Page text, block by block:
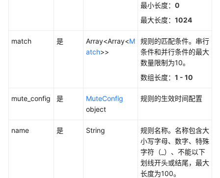
隆
户
最小长度： 0
最大长度： 1024
match 是 Array<Array<M
atch>>
规则的匹配条件。串行
条件和并行条件的最大
数量限制为10。
数组长度： 1 - 10
mute_config 是
MuteConfig
object
规则的生效时间配置
name 是 String
规则名称。名称包含大
小写字母、数字、特殊
字符（_）、不能以下
划线开头或结尾，最大
长度为100。